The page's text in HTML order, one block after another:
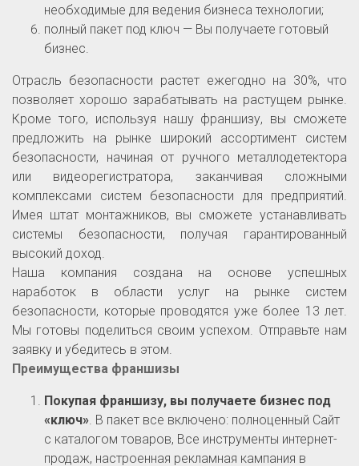
необходимые для ведения бизнеса технологии;
полный пакет под ключ — Вы получаете готовый
бизнес.
Отрасль безопасности растет ежегодно на 30%, что
позволяет хорошо зарабатывать на растущем рынке.
Кроме того, используя нашу франшизу, вы сможете
предложить на рынке широкий ассортимент систем
безопасности, начиная от ручного металлодетектора
или видеорегистратора, заканчивая сложными
комплексами систем безопасности для предприятий.
Имея штат монтажников, вы сможете устанавливать
системы безопасности, получая гарантированный
высокий доход.
Наша компания создана на основе успешных
наработок в области услуг на рынке систем
безопасности, которые проводятся уже более 13 лет.
Мы готовы поделиться своим успехом. Отправьте нам
заявку и убедитесь в этом.
Преимущества франшизы
Покупая франшизу, вы получаете бизнес под
«ключ». В пакет все включено: полноценный Сайт
с каталогом товаров, Все инструменты интернет-
продаж, настроенная рекламная кампания в